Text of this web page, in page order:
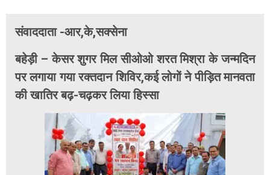
संवाददाता -आर,के,सक्सेना
बहेड़ी – केसर शुगर मिल सीओओ शरत मिश्रा के जन्मदिन
पर लगाया गया रक्तदान शिविर,कई लोगों ने पीड़ित मानवता
की खातिर बढ़-चढ़कर लिया हिस्सा